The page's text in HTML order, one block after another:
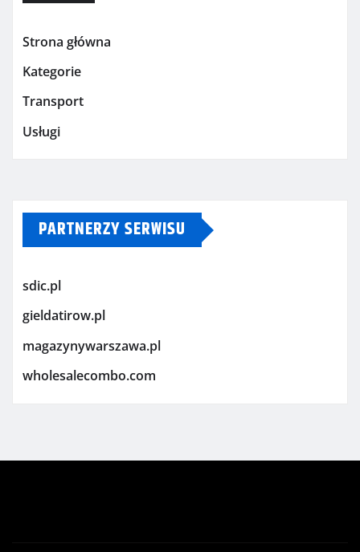
Strona główna
Kategorie
Transport
Usługi
PARTNERZY SERWISU
sdic.pl
gieldatirow.pl
magazynywarszawa.pl
wholesalecombo.com